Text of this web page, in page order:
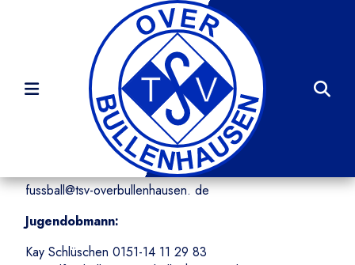
Sportangebot
Kontakte Fußball
Dennis Huwer 0160-90955130
fussball@tsv-overbullenhausen. de
Jugendobmann:
Kay Schlüschen 0151-14 11 29 83